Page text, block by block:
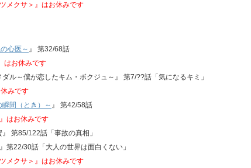
メクサ＞』はお休みです
心医～ 』 第32/68話
はお休みです
ル～僕が恋したキム・ボクジュ～』 第7/??話「気になるキミ」
みです
間（とき）～ 』 第42/58話
』はお休みです
第85/122話「事故の真相」
第22/30話「大人の世界は面白くない」
メクサ＞』はお休みです